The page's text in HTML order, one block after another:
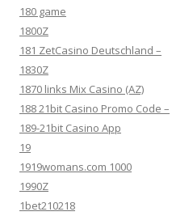
180 game
1800Z
181 ZetCasino Deutschland –
1830Z
1870 links Mix Casino (AZ)
188 21bit Casino Promo Code –
189-21bit Casino App
19
1919womans.com 1000
1990Z
1bet210218